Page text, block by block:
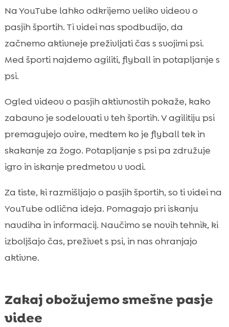
Na YouTube lahko odkrijemo veliko videov o
pasjih športih. Ti videi nas spodbudijo, da
začnemo aktivneje preživljati čas s svojimi psi.
Med športi najdemo agiliti, flyball in potapljanje s
psi.
Ogled videov o pasjih aktivnostih pokaže, kako
zabavno je sodelovati v teh športih. V agilitiju psi
premagujejo ovire, medtem ko je flyball tek in
skakanje za žogo. Potapljanje s psi pa združuje
igro in iskanje predmetov v vodi.
Za tiste, ki razmišljajo o pasjih športih, so ti videi na
YouTube odlična ideja. Pomagajo pri iskanju
navdiha in informacij. Naučimo se novih tehnik, ki
izboljšajo čas, preživet s psi, in nas ohranjajo
aktivne.
Zakaj obožujemo smešne pasje
videe